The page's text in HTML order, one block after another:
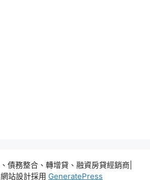
債務整合、轉增貸、融資房貸經銷商|
站設計採用 GeneratePress